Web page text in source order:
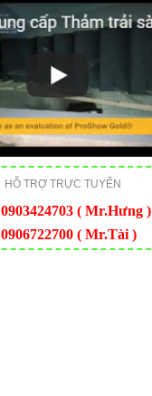
HỖ TRỢ TRỰC TUYẾN
0903424703 ( Mr.Hưng )
0906722700 ( Mr.Tài )